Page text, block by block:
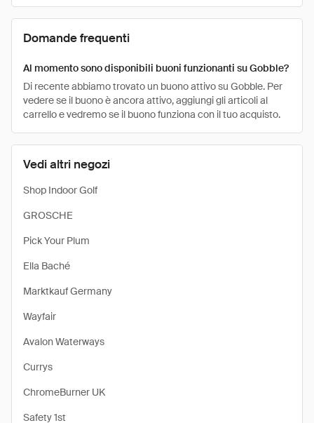
Vedi altri negozi
Shop Indoor Golf
GROSCHE
Pick Your Plum
Ella Baché
Marktkauf Germany
Wayfair
Avalon Waterways
Currys
ChromeBurner UK
Safety 1st
Domande frequenti
Al momento sono disponibili buoni funzionanti su Gobble?
Di recente abbiamo trovato un buono attivo su Gobble. Per
vedere se il buono è ancora attivo, aggiungi gli articoli al
carrello e vedremo se il buono funziona con il tuo acquisto.